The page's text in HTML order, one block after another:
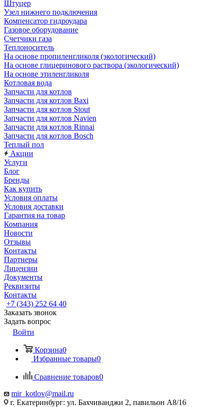
Штуцер
Узел нижнего подключения
Компенсатор гидроудара
Газовое оборудование
Счетчики газа
Теплоноситель
На основе пропиленгликоля (экологический)
На основе глицеринового раствора (экологический)
На основе этиленгликоля
Котловая вода
Запчасти для котлов
Запчасти для котлов Baxi
Запчасти для котлов Stout
Запчасти для котлов Navien
Запчасти для котлов Rinnai
Запчасти для котлов Bosch
Теплый пол
Акции
Услуги
Блог
Бренды
Как купить
Условия оплаты
Условия доставки
Гарантия на товар
Компания
Новости
Отзывы
Контакты
Партнеры
Лицензии
Документы
Реквизиты
Контакты
+7 (343) 252 64 40
Заказать звонок
Задать вопрос
Войти
Корзина0
Избранные товары0
Сравнение товаров0
mir_kotlov@mail.ru
г. Екатеринбург: ул. Бахчиванджи 2, павильон А8/16